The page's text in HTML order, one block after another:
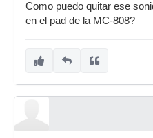
Como puedo quitar ese
en el pad de la MC-808?